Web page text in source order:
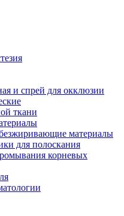
и спрей для окклюзии
ткани
материалы
для полоскания
корневых